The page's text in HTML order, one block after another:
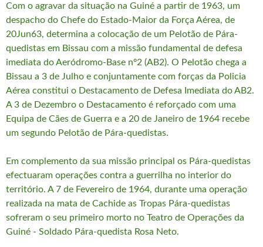
Com o agravar da situação na Guiné a partir de 1963, um
despacho do Chefe do Estado-Maior da Força Aérea, de
20Jun63, determina a colocação de um Pelotão de Pára-
quedistas em Bissau com a missão fundamental de defesa
imediata do Aeródromo-Base nº2 (AB2). O Pelotão chega a
Bissau a 3 de Julho e conjuntamente com forças da Policia
Aérea constitui o Destacamento de Defesa Imediata do AB2.
A 3 de Dezembro o Destacamento é reforçado com uma
Equipa de Cães de Guerra e a 20 de Janeiro de 1964 recebe
um segundo Pelotão de Pára-quedistas.
Em complemento da sua missão principal os Pára-quedistas
efectuaram operações contra a guerrilha no interior do
território. A 7 de Fevereiro de 1964, durante uma operação
realizada na mata de Cachide as Tropas Pára-quedistas
sofreram o seu primeiro morto no Teatro de Operações da
Guiné - Soldado Pára-quedista Rosa Neto.